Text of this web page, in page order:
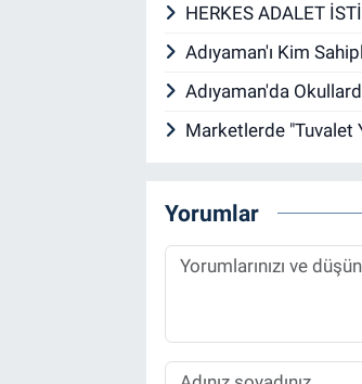
HERKES ADALET
Adıyaman'ı Kim
Adıyaman'da
Marketlerde "Tuvalet
Yorumlar